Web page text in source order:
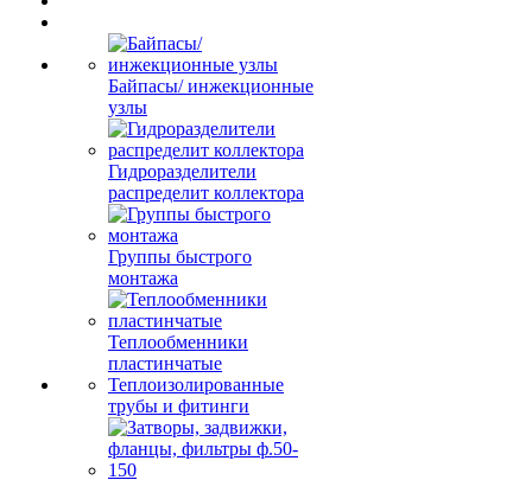
Байпасы/ инжекционные
узлы
Гидроразделители
распределит коллектора
Группы быстрого
монтажа
Теплообменники
пластинчатые
Теплоизолированные
трубы и фитинги